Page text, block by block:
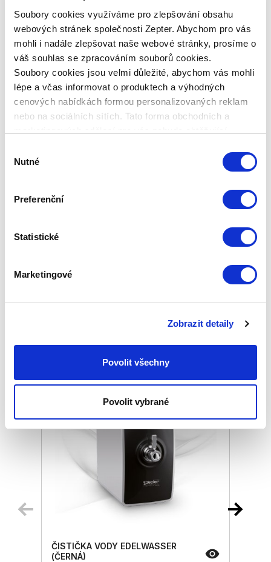
Soubory cookies využíváme pro zlepšování obsahu
webových stránek společnosti Zepter. Abychom pro vás
mohli i nadále zlepšovat naše webové stránky, prosíme o
váš souhlas se zpracováním souborů cookies.
Soubory cookies jsou velmi důležité, abychom vás mohli
lépe a včas informovat o produktech a výhodných
cenových nabídkách formou personalizovaných reklam
nebo na sociálních sítích. Tato forma obchodních a
souhlasu
Nutné
Preferenční
Statistické
Marketingové
Zobrazit detaily
Povolit všechny
Povolit vybrané
standardní (můžete ji koupit jako fyzická i jako
právnická osoba).
V případě poruchy vašeho výrobku stačí
kontaktovat naši zákaznickou linku: +420 311 331
887 nebo naše servisní středisko: servis@zepter.cz
Technická data
PROZAR-EW-3
Prodloužená záruka 3 roky EDELWASSER
Podobné produkty
ČISTIČKA VODY EDELWASSER
(ČERNÁ)